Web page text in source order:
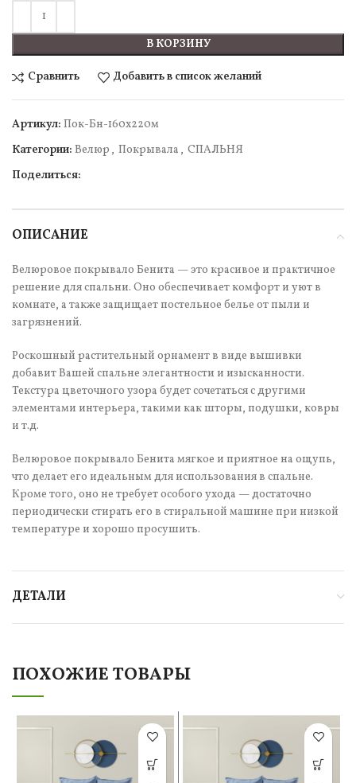
В КОРЗИНУ
Сравнить Добавить в список желаний
Артикул: Пок-Бн-160х220м
Категории: Велюр , Покрывала , СПАЛЬНЯ
Поделиться:
ОПИСАНИЕ
Велюровое покрывало Бенита — это красивое и практичное
решение для спальни. Оно обеспечивает комфорт и уют в
комнате, а также защищает постельное белье от пыли и
загрязнений.
Роскошный растительный орнамент в виде вышивки
добавит Вашей спальне элегантности и изысканности.
Текстура цветочного узора будет сочетаться с другими
элементами интерьера, такими как шторы, подушки, ковры
и т.д.
Велюровое покрывало Бенита мягкое и приятное на ощупь,
что делает его идеальным для использования в спальне.
Кроме того, оно не требует особого ухода — достаточно
периодически стирать его в стиральной машине при низкой
температуре и хорошо просушить.
ДЕТАЛИ
ПОХОЖИЕ ТОВАРЫ